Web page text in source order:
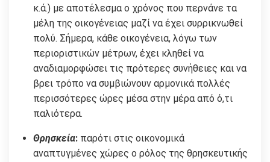
κ.ά.) με αποτέλεσμα ο χρόνος που περνάνε τα
μέλη της οικογένειας μαζί να έχει συρρικνωθεί
πολύ. Σήμερα, κάθε οικογένεια, λόγω των
περιοριστικών μέτρων, έχει κληθεί να
αναδιαμορφώσει τις πρότερες συνήθειες και να
βρει τρόπο να συμβιώνουν αρμονικά πολλές
περισσότερες ώρες μέσα στην μέρα από ό,τι
παλιότερα.
Θρησκεία: παρότι στις οικονομικά
αναπτυγμένες χώρες ο ρόλος της θρησκευτικής